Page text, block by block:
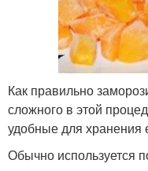
Как правильно
сложного в этой
удобные для хранения
Обычно используется